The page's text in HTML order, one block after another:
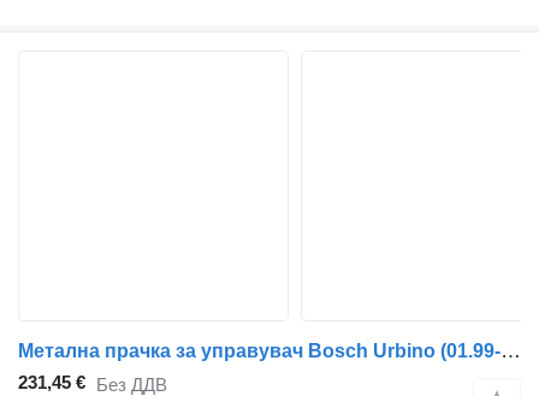
Метална прачка за управувач Bosch Urbino (01.99-) KS00001321 за автобус Solaris Urbino, Alpino, Vacanza (1999-)
231,45 € Без ДДВ